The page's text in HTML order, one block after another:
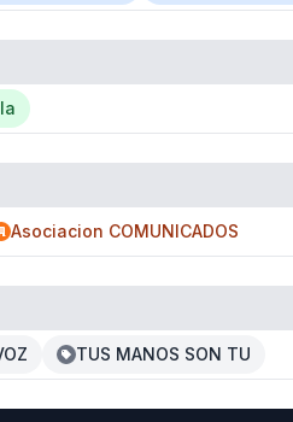
Asociacion COMUNICADOS
TUS MANOS SON TU